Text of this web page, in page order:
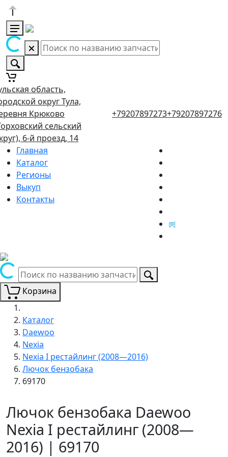
область,
округ Тула,
Крюково
сельский
6-й проезд, 14
+79207897273+79207897276
Главная
Каталог
Регионы
Выкуп
Контакты
Корзина
Каталог
Daewoo
Nexia
Nexia I рестайлинг (2008—2016)
Лючок бензобака
69170
Лючок бензобака Daewoo
Nexia I рестайлинг (2008—
2016) | 69170